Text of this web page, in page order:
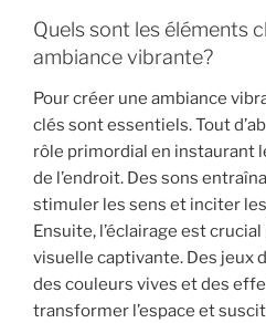
Quels sont les éléments
ambiance vibrante?
Pour créer une ambiance
clés sont essentiels. Tout
rôle primordial en instaurant
de l’endroit. Des sons
stimuler les sens et inciter
Ensuite, l’éclairage est
visuelle captivante. Des jeux
des couleurs vives et des
transformer l’espace et